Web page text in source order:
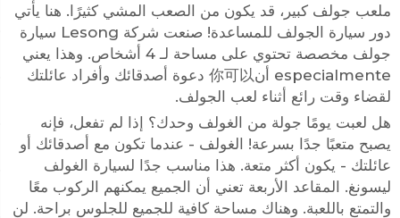
ملعب جولف كبير، قد يكون من الصعب المشي كثيرًا. هنا يأتي
دور سيارة الجولف للمساعدة! صنعت شركة Lesong سيارة
جولف مخصصة تحتوي على مساحة لـ 4 أشخاص. وهذا يعني
especialmente أن你可以 دعوة أصدقائك وأفراد عائلتك
لقضاء وقت رائع أثناء لعب الجولف.
هل لعبت يومًا جولة من الغولف وحدك؟ إذا لم تفعل، فإنه
يصبح متعبًا جدًا بسرعة! الغولف - عندما تكون مع أصدقائك أو
عائلتك - يكون أكثر متعة. هذا مناسب جدًا لسيارة الغولف
ليسونغ. المقاعد الأربعة تعني أن الجميع يمكنهم الركوب معًا
والتمتع باللعبة. وهناك مساحة كافية للجميع للجلوس براحة. لن